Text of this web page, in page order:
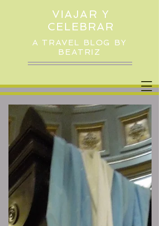
VIAJAR Y
CELEBRAR
A TRAVEL BLOG BY
BEATRIZ